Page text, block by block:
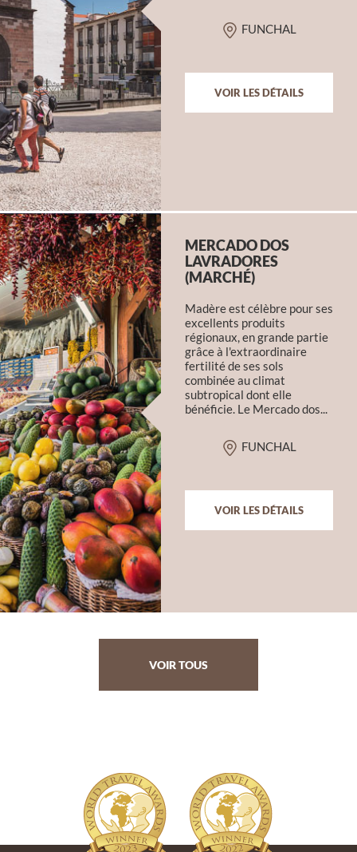
FUNCHAL
VOIR LES DÉTAILS
MERCADO DOS
LAVRADORES
(MARCHÉ)
Madère est célèbre pour ses
excellents produits
régionaux, en grande partie
grâce à l'extraordinaire
fertilité de ses sols
combinée au climat
subtropical dont elle
bénéficie. Le Mercado dos...
FUNCHAL
VOIR LES DÉTAILS
VOIR TOUS